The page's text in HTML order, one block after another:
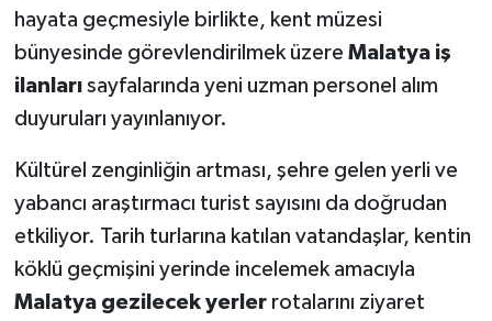
hayata geçmesiyle birlikte, kent müzesi
bünyesinde görevlendirilmek üzere Malatya iş
ilanlarısayfalarında yeni uzman personel alım
duyuruları yayınlanıyor.
Kültürel zenginliğin artması, şehre gelen yerli ve
yabancı araştırmacı turist sayısını da doğrudan
etkiliyor. Tarih turlarına katılan vatandaşlar, kentin
köklü geçmişini yerinde incelemek amacıyla
Malatya gezilecek yerlerrotalarını ziyaret